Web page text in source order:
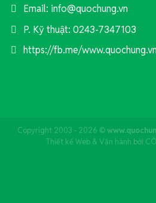
Email: info@quochung.vn
P. Kỹ thuật: 0243-7347103
https://fb.me/
Copyright 2003 - 2026 ©
Thiết kế Web & Vận hành bởi